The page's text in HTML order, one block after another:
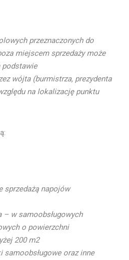
przeznaczonych do
miejscem sprzedaży może
podstawie
wójta (burmistrza, prezydenta
na lokalizację punktu
sprzedażą napojów
– w samoobsługowych
o powierzchni
200 m2
samoobsługowe oraz inne